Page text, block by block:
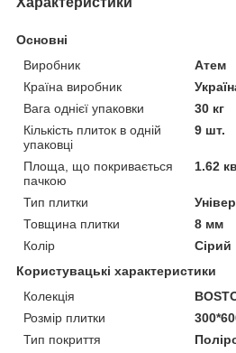
Основні
Виробник
Атем
Країна виробник
Вага однієї упаковки
30 кг
Кількість плиток в одній
упаковці
9 шт.
Площа, що покривається
пачкою
1.62
Тип плитки
Товщина плитки
8 мм
Колір
Сірий
Користувацькі характеристики
Колекція
Розмір плитки
Тип покриття